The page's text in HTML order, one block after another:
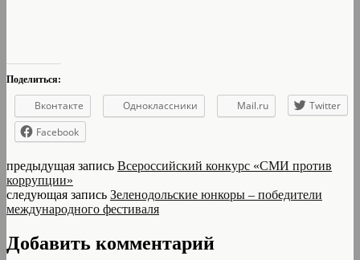
Поделиться:
Вконтакте Одноклассники Mail.ru
Twitter
Facebook
предыдущая запись Всероссийский конкурс «СМИ против
коррупции»
следующая запись Зеленодольские юнкоры – победители
международного фестиваля
Добавить комментарий